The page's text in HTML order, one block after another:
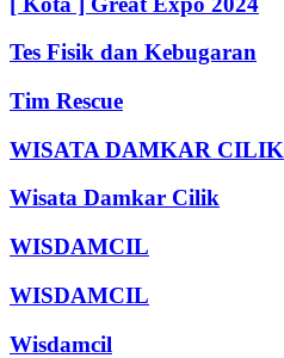
Tes Fisik dan Kebugaran
Tim Rescue
WISATA DAMKAR CILIK
Wisata Damkar Cilik
WISDAMCIL
WISDAMCIL
Wisdamcil